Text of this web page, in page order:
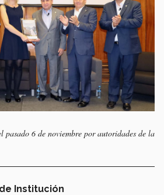
pasado 6 de noviembre por autoridades de la
Institución